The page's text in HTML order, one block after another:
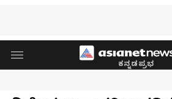
ಕನ್ನಡಪ್ರಭ